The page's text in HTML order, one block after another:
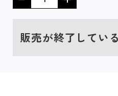
販売が終了してい